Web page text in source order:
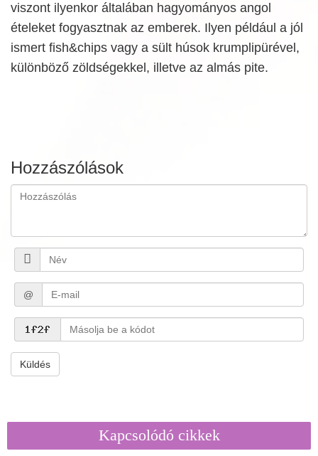
viszont ilyenkor általában hagyományos angol
ételeket fogyasztnak az emberek. Ilyen például a jól
ismert fish&chips vagy a sült húsok krumplipürével,
különböző zöldségekkel, illetve az almás pite.
Hozzászólások
@
Küldés
Kapcsolódó cikkek